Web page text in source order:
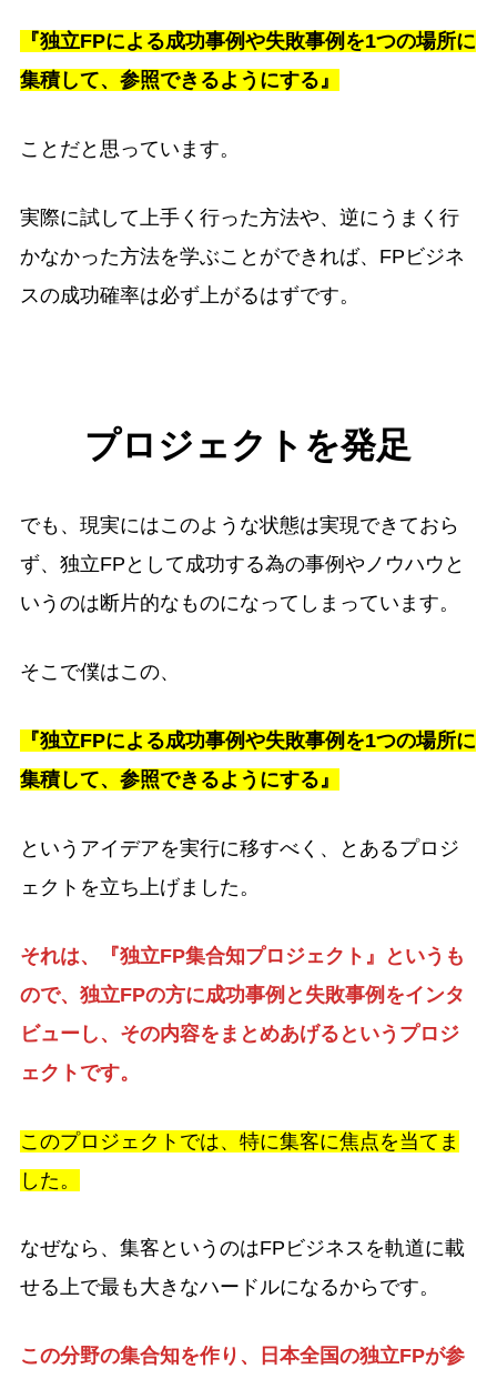
『独立FPによる成功事例や失敗事例を1つの場所に
集積して、参照できるようにする』
ことだと思っています。
実際に試して上手く行った方法や、逆にうまく行
かなかった方法を学ぶことができれば、FPビジネ
スの成功確率は必ず上がるはずです。
プロジェクトを発足
でも、現実にはこのような状態は実現できておら
ず、独立FPとして成功する為の事例やノウハウと
いうのは断片的なものになってしまっています。
そこで僕はこの、
『独立FPによる成功事例や失敗事例を1つの場所に
集積して、参照できるようにする』
というアイデアを実行に移すべく、とあるプロジ
ェクトを立ち上げました。
それは、『独立FP集合知プロジェクト』というも
ので、独立FPの方に成功事例と失敗事例をインタ
ビューし、その内容をまとめあげるというプロジ
ェクトです。
このプロジェクトでは、特に集客に焦点を当てま
した。
なぜなら、集客というのはFPビジネスを軌道に載
せる上で最も大きなハードルになるからです。
この分野の集合知を作り、日本全国の独立FPが参